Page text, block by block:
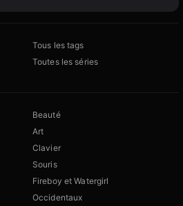
Tous les tags
Toutes les séries
Beauté
Art
Clavier
Souris
Fireboy et Watergirl
Occidentaux